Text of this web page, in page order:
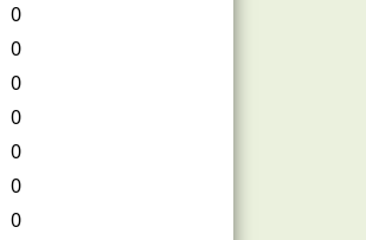
0
0
0
0
0
0
0